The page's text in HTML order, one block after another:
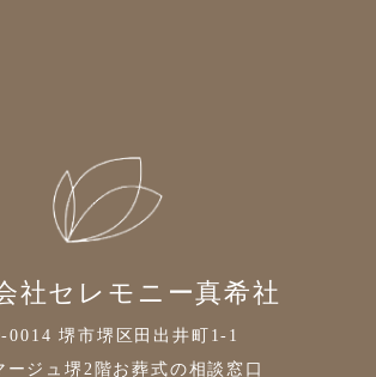
社セレモニー真希社
0014 堺市堺区田出井町1-1
ージュ堺2階お葬式の相談窓口